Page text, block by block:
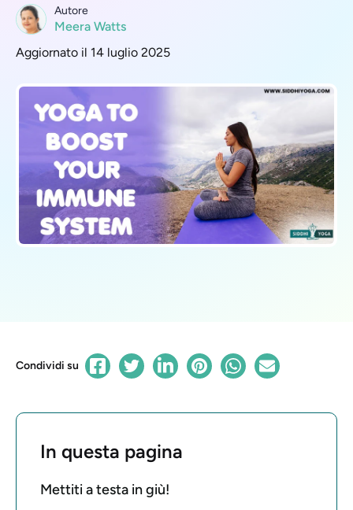
Autore
Meera Watts
Aggiornato il 14 luglio 2025
Condividi su
In questa pagina
Mettiti a testa in giù!